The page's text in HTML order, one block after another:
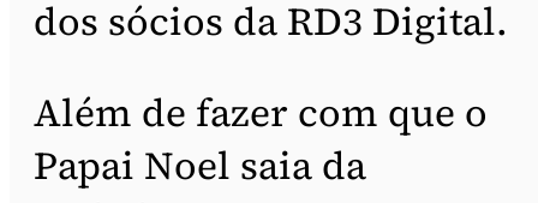
dos sócios da RD3 Digital.
Além de fazer com que o
Papai Noel saia da